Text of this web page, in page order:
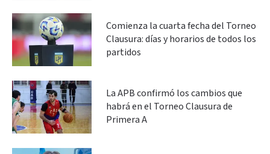
Comienza la cuarta fecha del Torneo
Clausura: días y horarios de todos los
partidos
La APB confirmó los cambios que
habrá en el Torneo Clausura de
Primera A